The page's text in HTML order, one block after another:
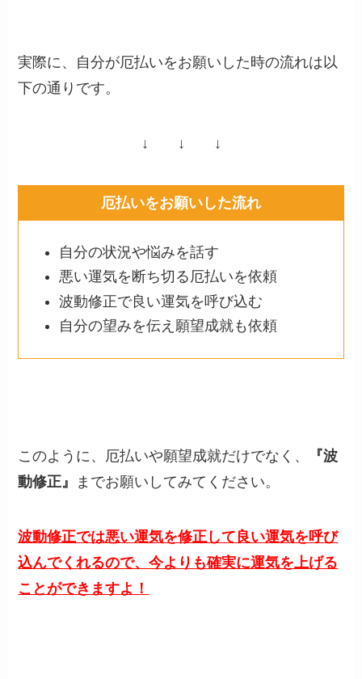
実際に、自分が厄払いをお願いした時の流れは以
下の通りです。
↓ ↓ ↓
厄払いをお願いした流れ
自分の状況や悩みを話す
悪い運気を断ち切る厄払いを依頼
波動修正で良い運気を呼び込む
自分の望みを伝え願望成就も依頼
このように、厄払いや願望成就だけでなく、
『波
動修正』
までお願いしてみてください。
波動修正では悪い運気を修正して良い運気を呼び
込んでくれるので、今よりも確実に運気を上げる
ことができますよ！